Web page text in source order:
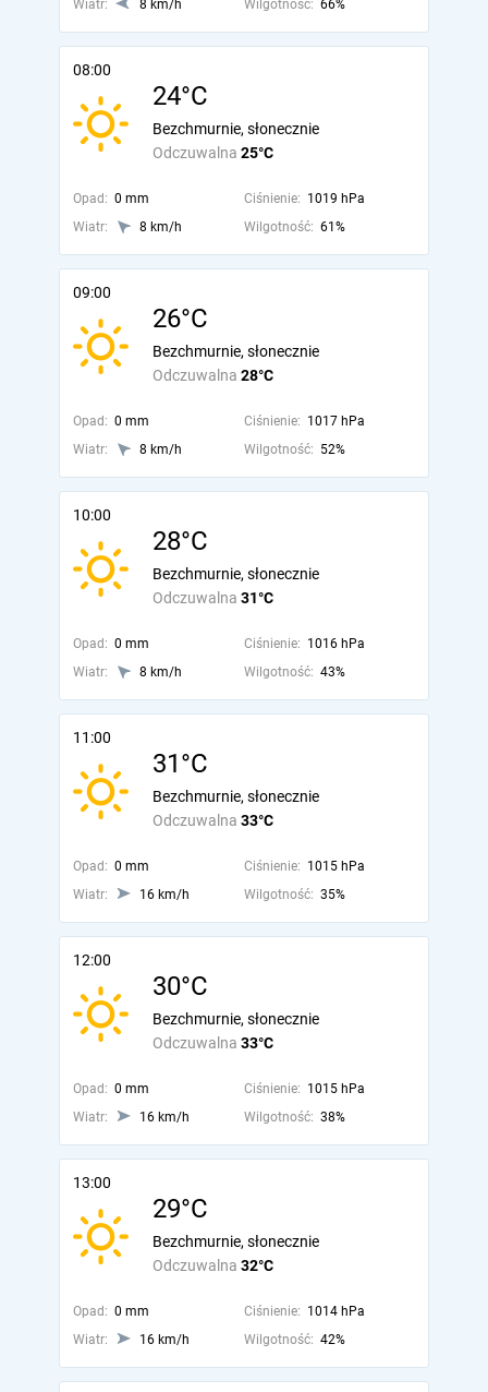
Wiatr: 8 km/h Wilgotność: 66%
08:00
24°C
Odczuwalna 25°C
Bezchmurnie, słonecznie
Opad: 0 mm Ciśnienie: 1019 hPa
Wiatr:
8 km/h Wilgotność: 61%
09:00
26°C
Odczuwalna 28°C
Bezchmurnie, słonecznie
Opad: 0 mm Ciśnienie: 1017 hPa
Wiatr:
8 km/h Wilgotność: 52%
10:00
28°C
Odczuwalna 31°C
Bezchmurnie, słonecznie
Opad: 0 mm Ciśnienie: 1016 hPa
Wiatr:
8 km/h Wilgotność: 43%
11:00
31°C
Odczuwalna 33°C
Bezchmurnie, słonecznie
Opad: 0 mm Ciśnienie: 1015 hPa
Wiatr:
16 km/h Wilgotność: 35%
12:00
30°C
Odczuwalna 33°C
Bezchmurnie, słonecznie
Opad: 0 mm Ciśnienie: 1015 hPa
Wiatr:
16 km/h Wilgotność: 38%
13:00
29°C
Odczuwalna 32°C
Bezchmurnie, słonecznie
Opad: 0 mm Ciśnienie: 1014 hPa
Wiatr:
16 km/h Wilgotność: 42%